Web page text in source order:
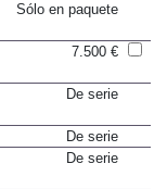
Sólo en paquete
7.500 €
De serie
De serie
De serie